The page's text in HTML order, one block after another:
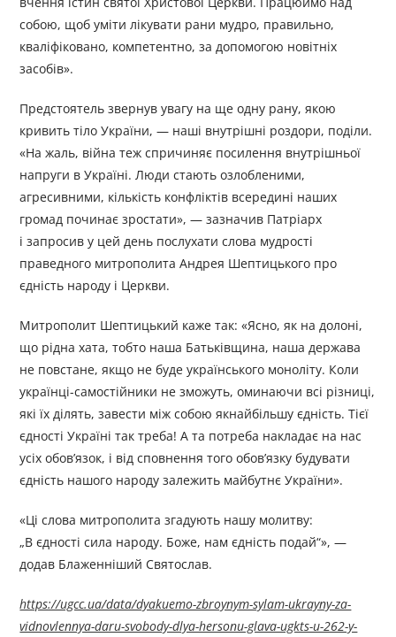
собою, щоб уміти лікувати рани мудро, правильно,
кваліфіковано, компетентно, за допомогою новітніх
засобів».
Предстоятель звернув увагу на ще одну рану, якою
кривить тіло України, — наші внутрішні роздори, поділи.
«На жаль, війна теж спричиняє посилення внутрішньої
напруги в Україні. Люди стають озлобленими,
агресивними, кількість конфліктів всередині наших
громад починає зростати», — зазначив Патріарх
і запросив у цей день послухати слова мудрості
праведного митрополита Андрея Шептицького про
єдність народу і Церкви.
Митрополит Шептицький каже так: «Ясно, як на долоні,
що рідна хата, тобто наша Батьківщина, наша держава
не повстане, якщо не буде українського моноліту. Коли
українці-самостійники не зможуть, оминаючи всі різниці,
які їх ділять, завести між собою якнайбільшу єдність. Тієї
єдності Україні так треба! А та потреба накладає на нас
усіх обов’язок, і від сповнення того обов’язку будувати
єдність нашого народу залежить майбутнє України».
«Ці слова митрополита згадують нашу молитву:
„В єдності сила народу. Боже, нам єдність подай“», —
додав Блаженніший Святослав.
https://ugcc.ua/data/dyakuemo-zbroynym-sylam-ukrayny-za-
vidnovlennya-daru-svobody-dlya-hersonu-glava-ugkts-u-262-y-